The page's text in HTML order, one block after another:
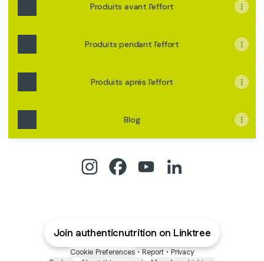
Produits avant l'effort
Produits pendant l'effort
Produits après l'effort
Blog
Join authenticnutrition on Linktree
Cookie Preferences • Report • Privacy